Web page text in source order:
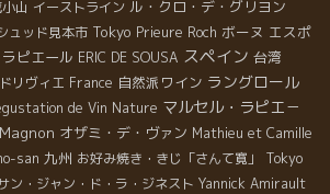
山 イーストライン ル・クロ・デ・グリヨン
ュッド見本市 Tokyo Prieure Roch ボーヌ エスポ
ピエール ERIC DE SOUSA スペイン 台湾
リヴィエ France 自然派ワイン ラングロール
de Vin Nature マルセル・ラピエ－
オザミ・デ・ヴァン Mathieu et Camille
san 九州 お好み焼き・きじ「さんて寛」
Tokyo
ン・ジャン・ド・ラ・ジネスト Yannick Amirault